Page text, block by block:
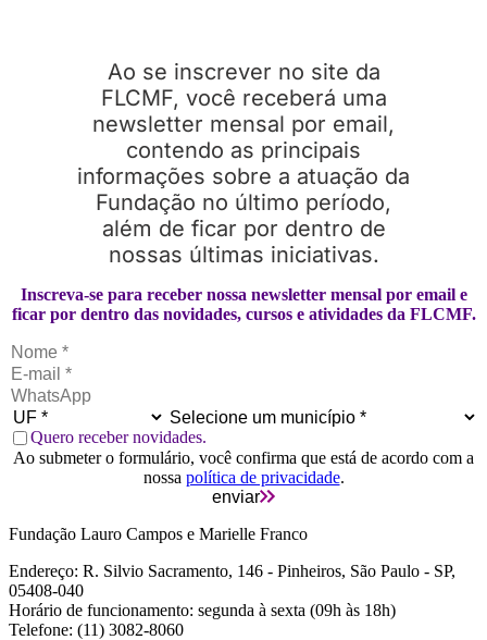
Inscreva-se para receber nossa newsletter mensal por email e
ficar por dentro das novidades, cursos e atividades da FLCMF.
Quero receber novidades.
Ao submeter o formulário, você confirma que está de acordo com a
nossa política de privacidade.
enviar
Ao se inscrever no site da
FLCMF, você receberá uma
newsletter mensal por email,
contendo as principais
informações sobre a atuação da
Fundação no último período,
além de ficar por dentro de
nossas últimas iniciativas.
Fundação Lauro Campos e Marielle Franco
Endereço: R. Silvio Sacramento, 146 - Pinheiros, São Paulo - SP,
05408-040
Horário de funcionamento: segunda à sexta (09h às 18h)
Telefone: (11) 3082-8060